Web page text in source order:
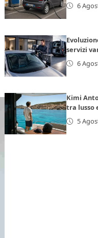
6
servizi
6
Kimi
tra lusso
5